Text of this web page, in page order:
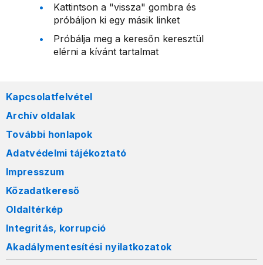
Kattintson a "vissza" gombra és
próbáljon ki egy másik linket
Próbálja meg a keresőn keresztül
elérni a kívánt tartalmat
Kapcsolatfelvétel
Archív oldalak
További honlapok
Adatvédelmi tájékoztató
Impresszum
Közadatkereső
Oldaltérkép
Integritás, korrupció
Akadálymentesítési nyilatkozatok